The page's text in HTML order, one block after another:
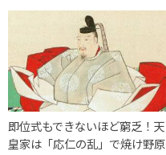
即位式もできないほど窮乏！天
皇家は「応仁の乱」で焼け野原